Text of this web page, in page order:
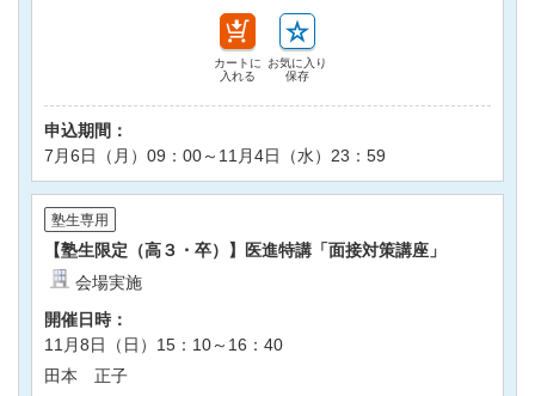
カートに
入れる
お気に入り
保存
申込期間：
7月6日（月）09：00～11月4日（水）23：59
塾生専用
【塾生限定（高３・卒）】医進特講「面接対策講座」
会場実施
開催日時：
11月8日（日）15：10～16：40
田本 正子